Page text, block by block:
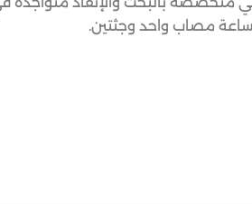
مصاب واحد وجثتين.